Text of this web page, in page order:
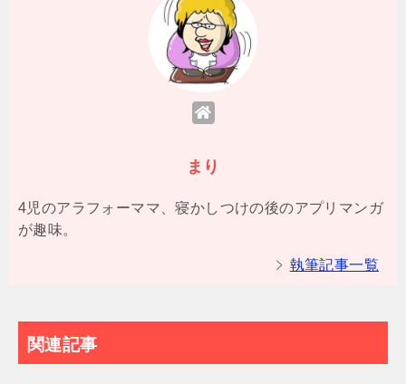
まり
4児のアラフォーママ、寝かしつけの後のアプリマンガ
が趣味。
執筆記事一覧
関連記事